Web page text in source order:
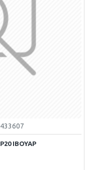
ΙΒΟΥΑΡ